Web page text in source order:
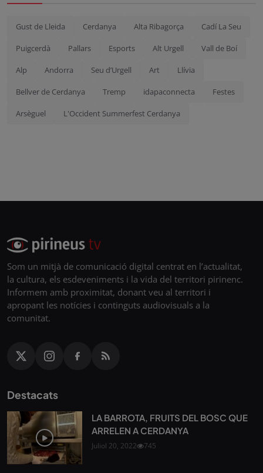
Gust de Lleida Cerdanya Alta Ribagorça Cadí La Seu
Puigcerdà Pallars Esports Alt Urgell Vall de Boí
Alp Andorra Seu d’Urgell Art Llívia
Bellver de Cerdanya Tremp idapaconnecta Festes
Arsèguel L'Occident Summerfest Cerdanya
Som un mitjà de comunicació digital centrat en l’actualitat,
la cultura, els esdeveniments i la vida del territori pirinenc.
Informem amb proximitat, donant veu al territori i
apropant les notícies i continguts audiovisuals a la
comunitat.
Destacats
LA BARROTA, FRUITS DEL BOSC QUE
ARRELEN A CERDANYA
Juliol 20, 2022 745